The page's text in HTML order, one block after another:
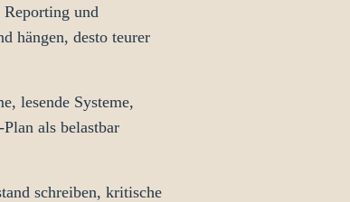
und
hängen, desto teurer
lesende Systeme,
als belastbar
schreiben, kritische